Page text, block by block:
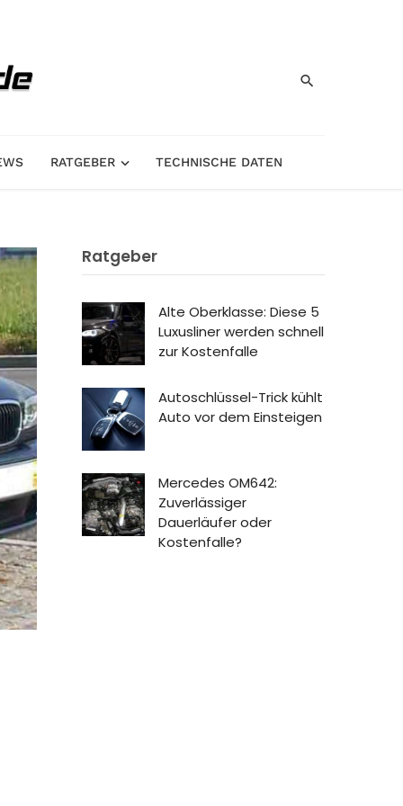
RATGEBER TECHNISCHE DATEN
Ratgeber
Alte Oberklasse: Diese 5
Luxusliner werden schnell
zur Kostenfalle
Autoschlüssel-Trick kühlt
Auto vor dem Einsteigen
Mercedes OM642:
Zuverlässiger
Dauerläufer oder
Kostenfalle?